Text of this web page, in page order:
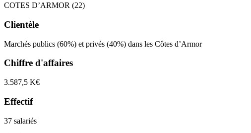
COTES D’ARMOR (22)
Clientèle
Marchés publics (60%) et privés (40%) dans les Côtes d’Armor
Chiffre d'affaires
3.587,5 K€
Effectif
37 salariés